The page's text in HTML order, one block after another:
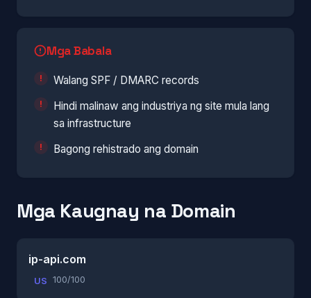
Mga Babala
Walang SPF / DMARC records
Hindi malinaw ang industriya ng site mula lang
sa infrastructure
Bagong rehistrado ang domain
Mga Kaugnay na Domain
ip-api.com
US 100/100